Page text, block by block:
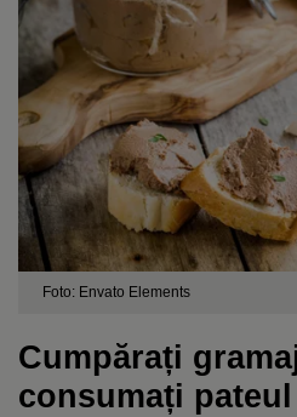
Foto: Envato Elements
Cumpărați
consumați